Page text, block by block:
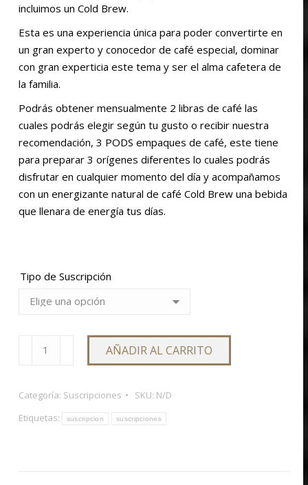
incluimos un Cold Brew.
Esta es una experiencia única para poder convertirte en
un gran experto y conocedor de café especial, dominar
con gran experticia este tema y ser el alma cafetera de
la familia.
Podrás obtener mensualmente 2 libras de café las
cuales podrás elegir según tu gusto o recibir nuestra
recomendación, 3 PODS empaques de café, este tiene
para preparar 3 orígenes diferentes lo cuales podrás
disfrutar en cualquier momento del día y acompañamos
con un energizante natural de café Cold Brew una bebida
que llenara de energía tus días.
Tipo de Suscripción
AÑADIR AL CARRITO
Categoría: Suscripciones SKU: N/D
Etiquetas:
suscripcion suscripciones